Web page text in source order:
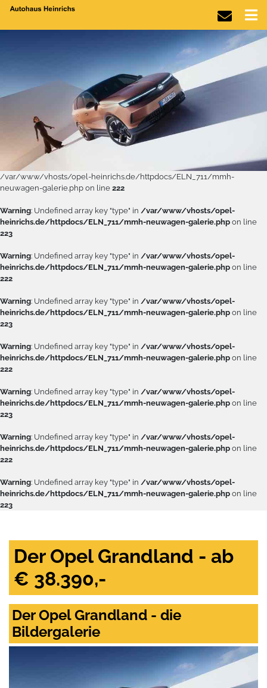
/var/www/vhosts/opel-heinrichs.de/httpdocs/ELN_711/mmh-
neuwagen-galerie.php on line 222
Warning: Undefined array key "type" in /var/www/vhosts/opel-
heinrichs.de/httpdocs/ELN_711/mmh-neuwagen-galerie.php on line
223
Warning: Undefined array key "type" in /var/www/vhosts/opel-
heinrichs.de/httpdocs/ELN_711/mmh-neuwagen-galerie.php on line
222
Warning: Undefined array key "type" in /var/www/vhosts/opel-
heinrichs.de/httpdocs/ELN_711/mmh-neuwagen-galerie.php on line
223
Warning: Undefined array key "type" in /var/www/vhosts/opel-
heinrichs.de/httpdocs/ELN_711/mmh-neuwagen-galerie.php on line
222
Warning: Undefined array key "type" in /var/www/vhosts/opel-
heinrichs.de/httpdocs/ELN_711/mmh-neuwagen-galerie.php on line
223
Warning: Undefined array key "type" in /var/www/vhosts/opel-
heinrichs.de/httpdocs/ELN_711/mmh-neuwagen-galerie.php on line
222
Warning: Undefined array key "type" in /var/www/vhosts/opel-
heinrichs.de/httpdocs/ELN_711/mmh-neuwagen-galerie.php on line
223
Der Opel Grandland - ab
€ 38.390,-
Der Opel Grandland - die
Bildergalerie